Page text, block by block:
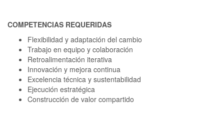
COMPETENCIAS REQUERIDAS
Flexibilidad y adaptación del cambio
Trabajo en equipo y colaboración
Retroalimentación iterativa
Innovación y mejora continua
Excelencia técnica y sustentabilidad
Ejecución estratégica
Construcción de valor compartido